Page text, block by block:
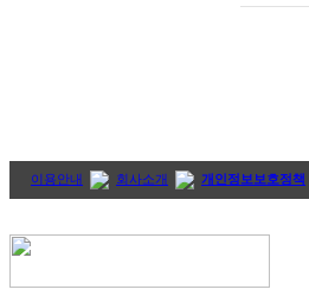
이용안내 회사소개 개인정보보호정책